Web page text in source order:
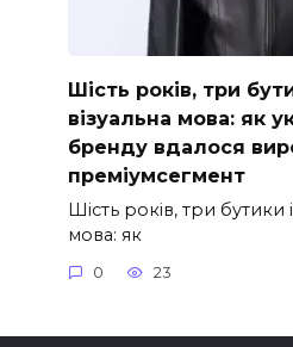
Шість років, три
візуальна мова: як
бренду вдалося
преміумсегмент
Шість років, три бутики
мова: як
0 23